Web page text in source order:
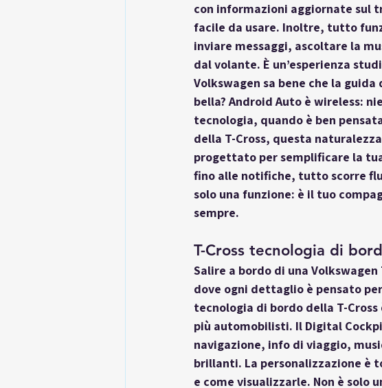
con informazioni aggiornate sul
facile da usare. Inoltre, tutto
inviare messaggi, ascoltare la
dal volante. È un’esperienza
Volkswagen sa bene che la guida
bella? Android Auto è wireless:
tecnologia, quando è ben
della T-Cross, questa
progettato per semplificare la
fino alle notifiche, tutto scorre
solo una funzione: è il tuo
sempre.
T-Cross tecnologia di
Salire a bordo di una
dove ogni dettaglio è pensato
tecnologia di bordo della T-Cross
più automobilisti. Il Digital
navigazione, info di viaggio,
brillanti. La personalizzazione è
e come visualizzarle. Non è solo